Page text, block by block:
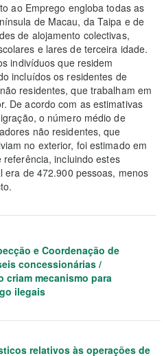
ao Emprego engloba todas as
de Macau, da Taipa e de
de alojamento colectivas,
e lares de terceira idade.
indivíduos que residem
incluídos os residentes de
residentes, que trabalham em
De acordo com as estimativas
o número médio de
não residentes, que
no exterior, foi estimado em
incluindo estes
de 472.900 pessoas, menos
e Coordenação de
concessionárias /
mecanismo para
ilegais
relativos às operações de